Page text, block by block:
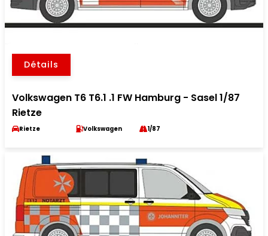
Détails
Volkswagen T6 T6.1 .1 FW Hamburg - Sasel 1/87
Rietze
Rietze Volkswagen 1/87